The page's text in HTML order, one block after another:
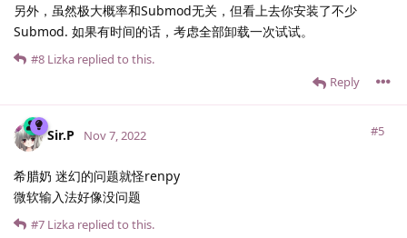
另外，虽然极大概率和Submod无关，但看上去你安装了不少
Submod. 如果有时间的话，考虑全部卸载一次试试。
Reply
#8 Lizka replied to this.
Sir.​P #5
Nov 7, 2022
希腊奶 迷幻的问题就怪renpy
微软输入法好像没问题
#7 Lizka replied to this.